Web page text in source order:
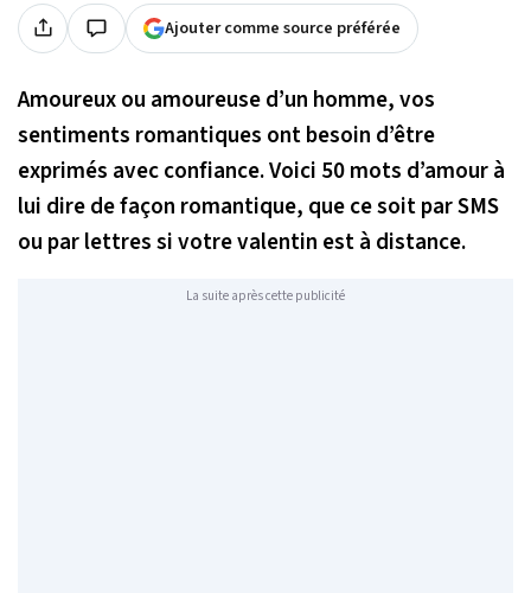
Ajouter comme source préférée
Amoureux ou amoureuse d’un homme, vos
sentiments romantiques ont besoin d’être
exprimés avec confiance. Voici 50 mots d’amour à
lui dire de façon romantique, que ce soit par SMS
ou par lettres si votre valentin est à distance.
La suite après cette publicité